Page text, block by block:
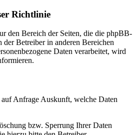
Richtlinie
den Bereich der Seiten, die die phpBB-
der Betreiber in anderen Bereichen
Daten verarbeitet, wird
Anfrage Auskunft, welche Daten
bzw. Sperrung Ihrer Daten